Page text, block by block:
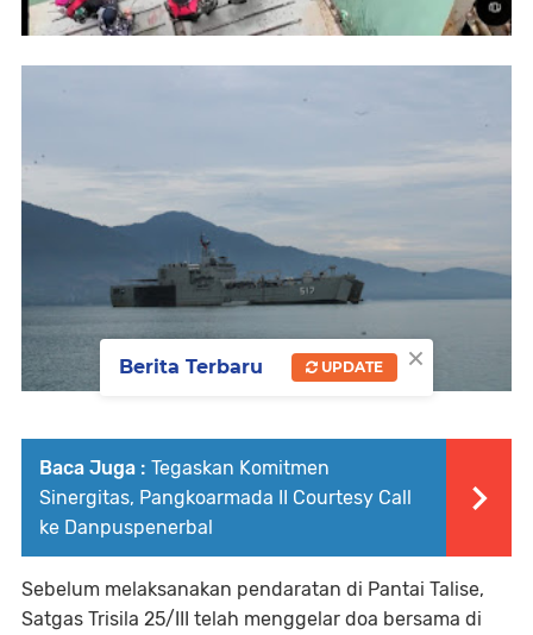
Baca Juga : Tegaskan Komitmen
Sinergitas, Pangkoarmada II Courtesy Call
ke Danpuspenerbal
Sebelum melaksanakan pendaratan di Pantai Talise,
Satgas Trisila 25/III telah menggelar doa bersama di
×
Berita Terbaru UPDATE